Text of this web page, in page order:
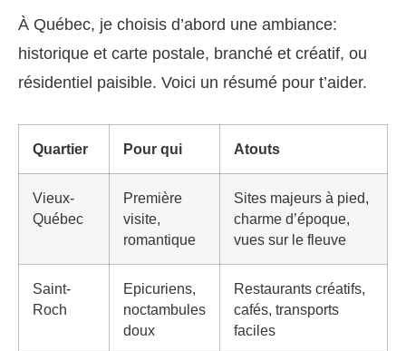
À Québec, je choisis d’abord une ambiance:
historique et carte postale, branché et créatif, ou
résidentiel paisible. Voici un résumé pour t’aider.
Quartier Pour qui Atouts
Vieux-
Québec
Première
visite,
romantique
Sites majeurs à pied,
charme d’époque,
vues sur le fleuve
Saint-
Roch
Epicuriens,
noctambules
doux
Restaurants créatifs,
cafés, transports
faciles